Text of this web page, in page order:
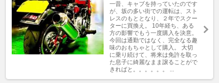
一昔、キャブを持っていたのです
が、坂の多い街での運転は、スト
レスのもととなり、２年でスクー
ターに買換え。 10年経ち、ある
方の影響でもう一度購入を決意。
今回は通勤ではなく、完全なる趣
味のおもちゃとして購入。 大切
に乗り続けて、将来は免許を取っ
た息子に綺麗なまま譲ることがで
きればと。。。。。。 ...